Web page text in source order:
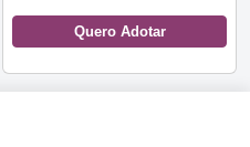
Quero Adotar